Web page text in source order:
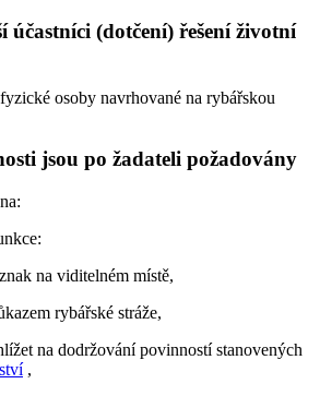
účastníci (dotčení) řešení životní
osoby navrhované na rybářskou
jsou po žadateli požadovány
na viditelném místě,
rybářské stráže,
na dodržování povinností stanovených
,